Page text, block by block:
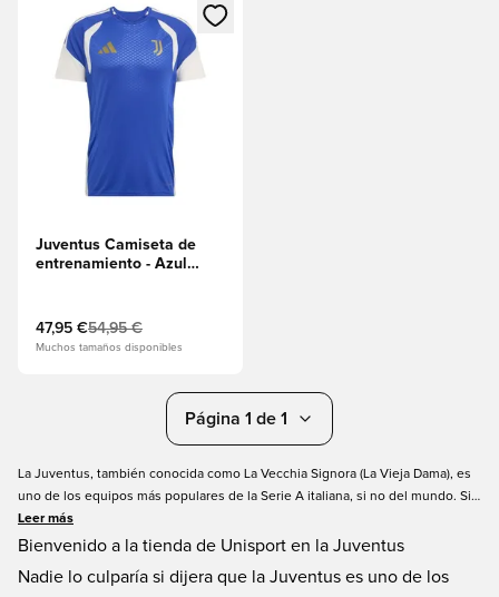
Abre un modal para iniciar sesión o registrarse como
Juventus Camiseta de
entrenamiento - Azul
47,95 €54,95 €
Muchos tamaños disponibles
Página 1 de 1
La Juventus, también conocida como La Vecchia Signora (La Vieja Dama), es
uno de los equipos más populares de la Serie A italiana, si no del mundo. Si
es, como millones de personas, un fan del mejor club italiano, entonces esta
página es todo lo que busca. Nuestra tienda online de la Juventus está
de la Juventus del mercado. Encuentre de todo, desde camisas,
Leer más
Bienvenido a la tienda de Unisport en la Juventus
Nadie lo culparía si dijera que la Juventus es uno de los